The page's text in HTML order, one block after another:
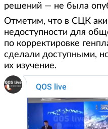
решений — не была
Отметим, что в СЦК
недоступности для
по корректировке
сделали доступными,
их изучение.